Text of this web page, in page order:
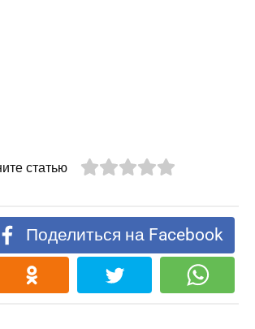
статью
Поделиться на Facebook